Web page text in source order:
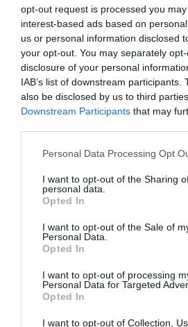
opt-out request is processed you
interest-based ads based on
us or personal information disclosed
your opt-out. You may separately
disclosure of your personal
IAB’s list of downstream participants.
also be disclosed by us to third
Downstream Participants that may
Please note that this website/app
not limited to your visit or usage
grant or deny consent to Google and
use your data for below specified
consent section.
Personal Data Processing Opt
I want to opt-out of the Sharing
personal data.
Opted In
I want to opt-out of the Sale of
Personal Data.
Opted In
I want to opt-out of processing
Personal Data for Targeted
Opted In
I want to opt-out of Collection,
ΣΤΕΛΕΧΗ
Ο Δρ. Βασίλης
Country Head
στη Siemens Α.Ε.